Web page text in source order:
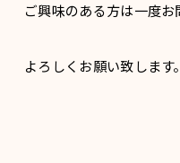
ご興味のある方は一度お
よろしくお願い致します。